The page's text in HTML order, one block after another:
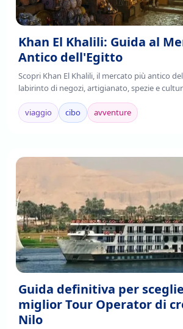
Khan El Khalili: Guida al
Antico dell'Egitto
Scopri Khan El Khalili, il mercato più antico
labirinto di negozi, artigianato, spezie e
nell'autenticità cairota. Leggi!
viaggio
cibo avventure
Guida definitiva per
miglior Tour Operator di
Nilo